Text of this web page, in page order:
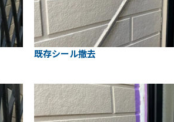
既存シール撤去